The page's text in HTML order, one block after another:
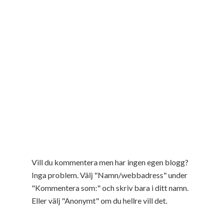
Vill du kommentera men har ingen egen blogg?
Inga problem. Välj "Namn/webbadress" under
"Kommentera som:" och skriv bara i ditt namn.
Eller välj "Anonymt" om du hellre vill det.